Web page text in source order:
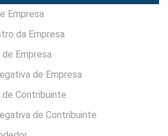
Empresa
da Empresa
Empresa
de Empresa
Contribuinte
de Contribuinte